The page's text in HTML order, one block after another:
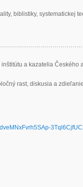
biblistiky, systematickej
a kazatelia Českého
rast, diskusia a